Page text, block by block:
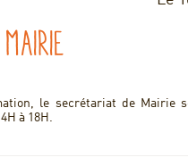
le secrétariat de Mairie
à 18H.